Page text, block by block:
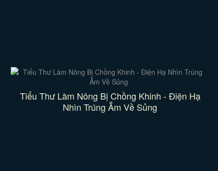
Tiểu Thư Làm Nông Bị Chồng Khinh - Điện Hạ
Nhìn Trúng Ẵm Về Sủng